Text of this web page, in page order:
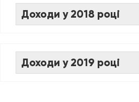
Доходи у 2018 році
Доходи у 2019 році